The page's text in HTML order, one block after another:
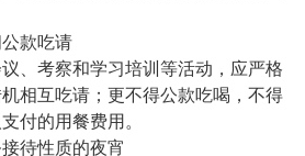
款吃请
、考察和学习培训等活动，应严格
相互吃请；更不得公款吃喝，不得
付的用餐费用。
待性质的夜宵